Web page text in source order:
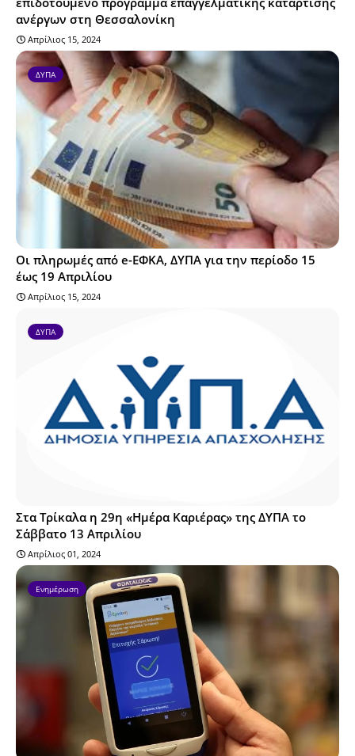
ανέργων στη Θεσσαλονίκη
Απρίλιος 15, 2024
ΔΥΠΑ
Οι πληρωμές από e-ΕΦΚΑ, ΔΥΠΑ για την περίοδο 15
έως 19 Απριλίου
Απρίλιος 15, 2024
ΔΥΠΑ
Στα Τρίκαλα η 29η «Ημέρα Καριέρας» της ΔΥΠΑ το
Σάββατο 13 Απριλίου
Απρίλιος 01, 2024
Ενημέρωση